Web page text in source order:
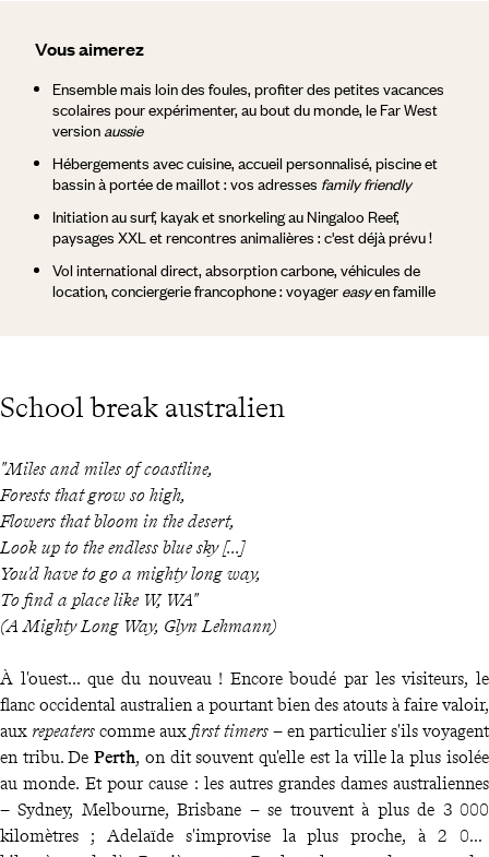
School break australien
Vous aimerez
Ensemble mais loin des foules, profiter des petites vacances
scolaires pour expérimenter, au bout du monde, le Far West
version aussie
Hébergements avec cuisine, accueil personnalisé, piscine et
bassin à portée de maillot : vos adresses family friendly
Initiation au surf, kayak et snorkeling au Ningaloo Reef,
paysages XXL et rencontres animalières : c'est déjà prévu !
Vol international direct, absorption carbone, véhicules de
location, conciergerie francophone : voyager easyen famille
"Miles and miles of coastline,
Forests that grow so high,
Flowers that bloom in the desert,
Look up to the endless blue sky [...]
You'd have to go a mighty long way,
To find a place like W, WA"
(A Mighty Long Way, Glyn Lehmann)
À l'ouest... que du nouveau ! Encore boudé par les visiteurs, le
flanc occidental australien a pourtant bien des atouts à faire valoir,
aux repeaters comme aux first timers – en particulier s'ils voyagent
en tribu. De Perth, on dit souvent qu'elle est la ville la plus isolée
au monde. Et pour cause : les autres grandes dames australiennes
– Sydney, Melbourne, Brisbane – se trouvent à plus de 3 000
kilomètres ; Adelaïde s'improvise la plus proche, à 2 000